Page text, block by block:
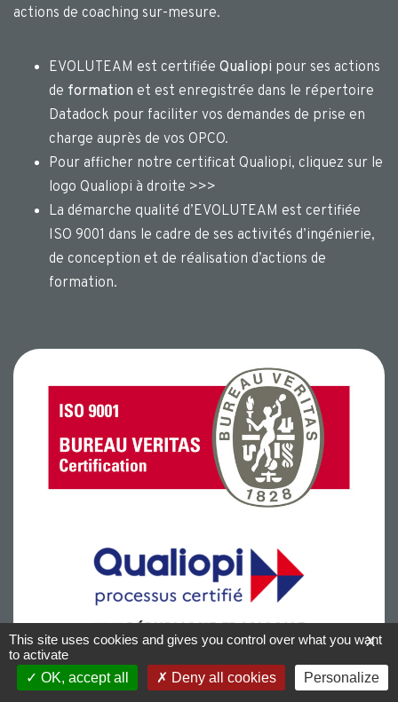
actions de coaching sur-mesure.
EVOLUTEAM est certifiée Qualiopi pour ses actions
de formation et est enregistrée dans le répertoire
Datadock pour faciliter vos demandes de prise en
charge auprès de vos OPCO.
Pour afficher notre certificat Qualiopi, cliquez sur le
logo Qualiopi à droite >>>
La démarche qualité d’EVOLUTEAM est certifiée
ISO 9001 dans le cadre de ses activités d’ingénierie,
de conception et de réalisation d’actions de
formation.
X
This site uses cookies and gives you control over what you want
to activate
OK, accept all
Deny all cookies Personalize